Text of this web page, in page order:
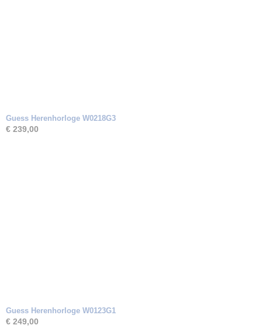
Guess Herenhorloge W0218G3
€ 239,00
Guess Herenhorloge W0123G1
€ 249,00